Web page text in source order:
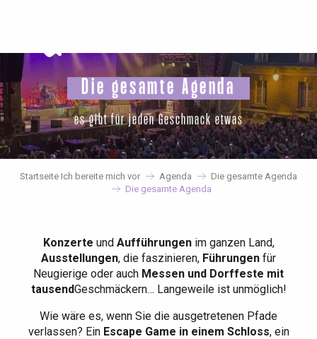
principal
Die gesamte Agenda
es gibt für jeden Geschmack etwas
Startseite Ich bereite mich vor Agenda
Die gesamte Agenda
Die gesamte Agenda
Konzerte und Aufführungenim ganzen Land,
Ausstellungen, die faszinieren, Führungen für
Neugierige oder auch Messen und Dorffeste mit
tausendGeschmäckern… Langeweile ist unmöglich!
Wie wäre es, wenn Sie die ausgetretenen Pfade
verlassen? EinEscape Game in einem Schloss, ein